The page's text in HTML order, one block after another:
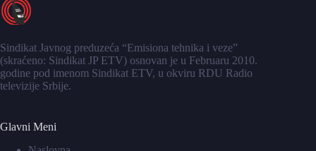
Sindikat Javnog preduzeća “Emisiona tehnika i veze”
(skraćeno: Sindikat JP ETV) osnovan je u Februaru 2010.
godine pod imenom Sindikat ETV, u okviru RDU Radio
televizije Srbije.
Glavni Meni